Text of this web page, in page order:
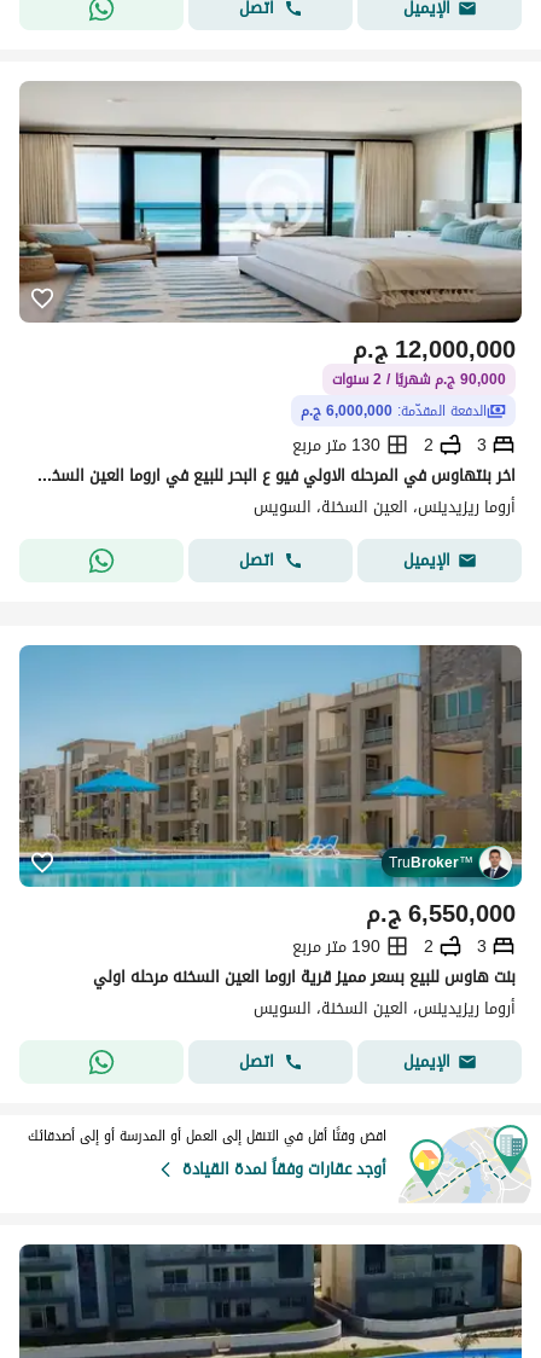
الإيميل اتصل
ج.م12,000,000
90,000 ج.م شهريًا / 2 سنوات
الدفعة المقدّمة: 6,000,000 ج.م
3
2
130 متر مربع
اخر بنتهاوس في المرحله الاولي فيو ع البحر للبيع في اروما العين السخنه متشطب سوبر لوكس بالتكيفات+ الغاز 130م+65م رووف
أروما ريزيدينس، العين السخنة، السويس
الإيميل
اتصل
TruBroker™
ج.م6,550,000
3
2
190 متر مربع
بنت هاوس للبيع بسعر مميز قرية اروما العين السخنه مرحله اولي
أروما ريزيدينس، العين السخنة، السويس
الإيميل
اتصل
اقض وقتًا أقل في التنقل إلى العمل أو المدرسة أو إلى أصدقائك
أوجد عقارات وفقاً لمدة القيادة